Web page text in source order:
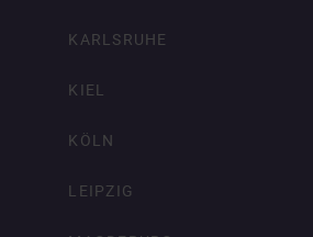
KARLSRUHE
KIEL
KÖLN
LEIPZIG